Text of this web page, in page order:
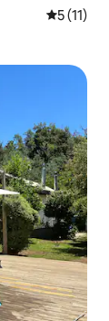
5 (11)